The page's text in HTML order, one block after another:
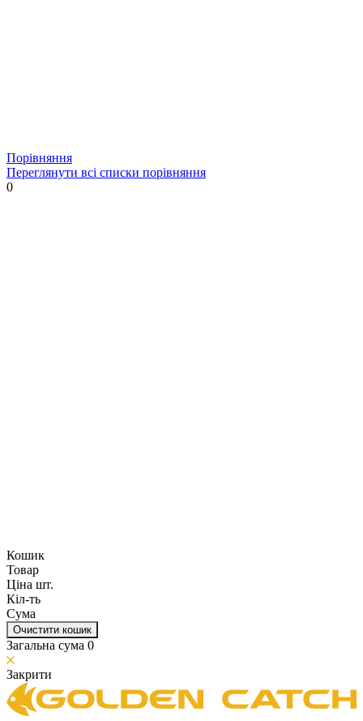
Порівняння
Переглянути всі списки порівняння
0
Кошик
Товар
Ціна шт.
Кіл-ть
Сума
Очистити кошик
Загальна сума 0
Закрити